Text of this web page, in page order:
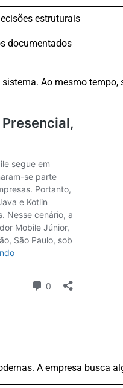
estruturais
documentados
Ao mesmo
A empresa busca